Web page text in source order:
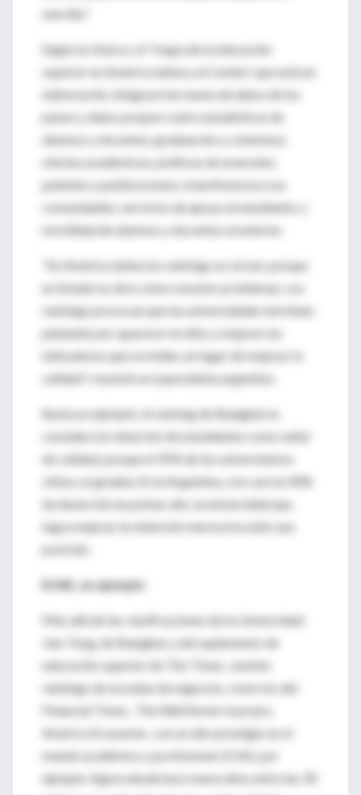
sencilla."
Según la Unesco, el "mapa de la educación
superior en América latina y el Caribe", que está en
elaboración, integrará las bases de datos de los
países y datos propios sobre estadísticas de
alumnos y docentes, graduación y cobertura;
ofertas académicas; políticas de aranceles;
patentes y publicaciones; transferencia a sus
comunidades; servicios de apoyo al estudiante, y
movilidad de alumnos y docentes al exterior.
"En América latina los rankings no sirven, porque
un listado no dice cómo resolver problemas. Los
rankings provocan que las universidades terminen
peleando por aparecer en ellos y mejorar los
indicadores que se miden, en lugar de mejorar la
calidad", resumió un especialista argentino.
Basta un ejemplo: el ranking de Shanghai no
considera la retención de estudiantes como señal
de calidad, porque el 95% de los universitarios
chinos se gradúa. En la Argentina, con casi un 40%
de deserción en primer año, la universidad que
logra mejorar la retención merecería subir una
posición.
El IAE, un ejemplo
Más allá de las clasificaciones de la Universidad
Jiao Tong, de Shanghai, y del suplemento de
educación superior de The Times , existen
rankings de escuelas de negocios, como los del
Financial Times , The Wall Street Journal y
América Economía , con un alto prestigio en el
mundo académico y profesional. El IAE, por
ejemplo, figura desde hace nueve años entre las 30